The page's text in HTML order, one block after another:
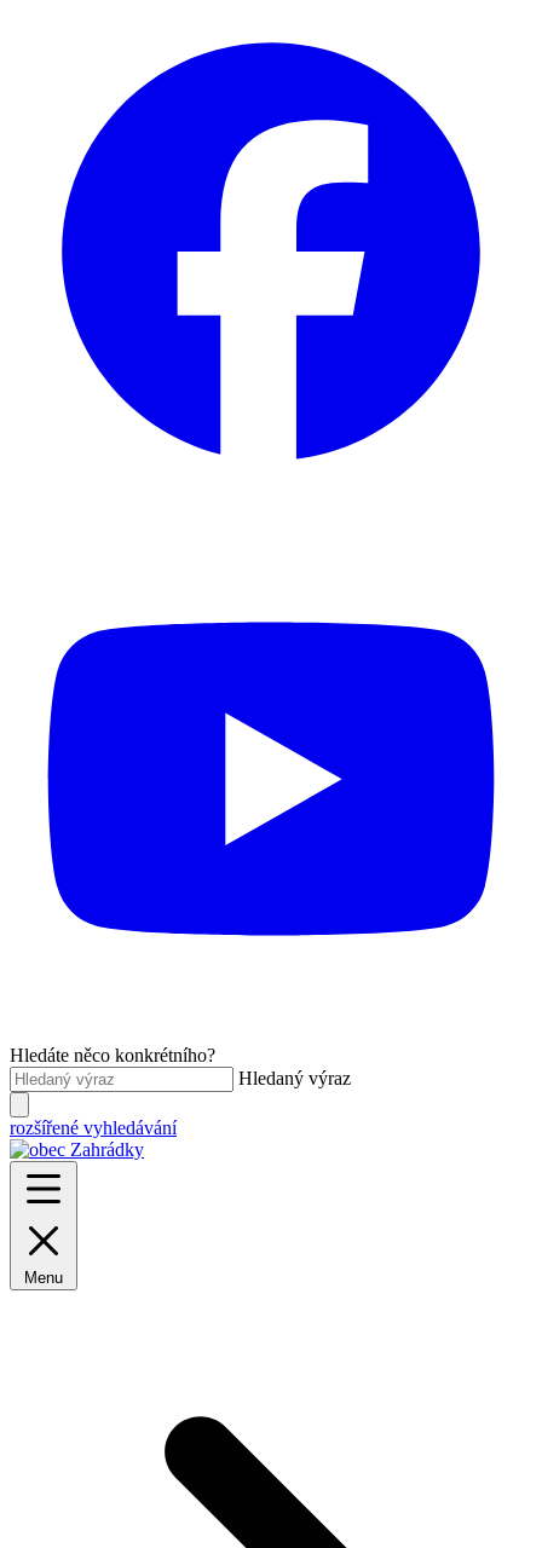
Hledáte něco konkrétního?
Hledaný výraz
rozšířené vyhledávání
Menu